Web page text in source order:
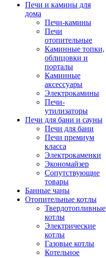
Печи и камины для
дома
Печи-камины
Печи
отопительные
Каминные топки,
облицовки и
порталы
Каминные
аксессуары
Электрокамины
Печи-
утилизаторы
Печи для бани и сауны
Печи для бани
Печи премиум
класса
Электрокаменки
Экономайзер
Сопутствующие
товары
Банные чаны
Отопительные котлы
Твердотопливные
котлы
Электрические
котлы
Газовые котлы
Котельное